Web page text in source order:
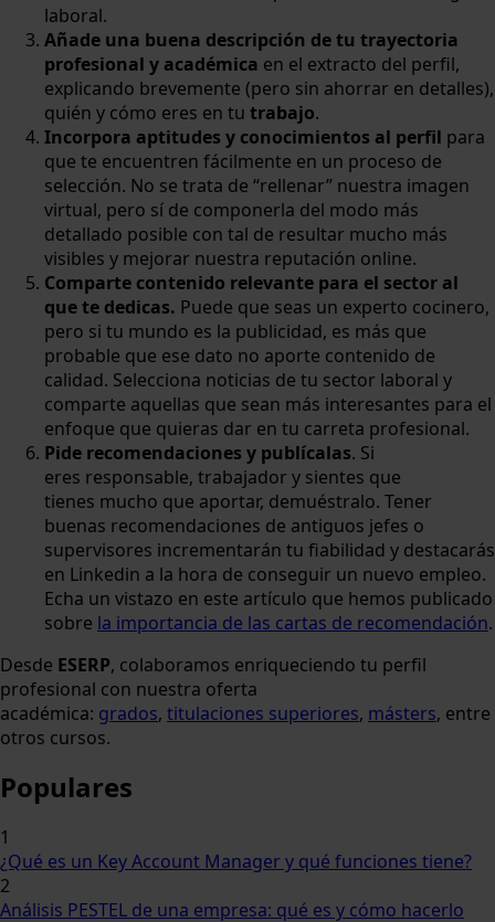
laboral.
Añade una buena descripción de tu trayectoria
profesional y académica en el extracto del perfil,
explicando brevemente (pero sin ahorrar en detalles),
quién y cómo eres en tu trabajo.
Incorpora aptitudes y conocimientos al perfil para
que te encuentren fácilmente en un proceso de
selección. No se trata de “rellenar” nuestra imagen
virtual, pero sí de componerla del modo más
detallado posible con tal de resultar mucho más
visibles y mejorar nuestra reputación online.
Comparte contenido relevante para el sector al
que te dedicas. Puede que seas un experto cocinero,
pero si tu mundo es la publicidad, es más que
probable que ese dato no aporte contenido de
calidad. Selecciona noticias de tu sector laboral y
comparte aquellas que sean más interesantes para el
enfoque que quieras dar en tu carreta profesional.
Pide recomendaciones y publícalas. Si
eres responsable, trabajador y sientes que
tienes mucho que aportar, demuéstralo. Tener
buenas recomendaciones de antiguos jefes o
supervisores incrementarán tu fiabilidad y destacarás
en Linkedin a la hora de conseguir un nuevo empleo.
Echa un vistazo en este artículo que hemos publicado
sobre la importancia de las cartas de recomendación.
Desde ESERP, colaboramos enriqueciendo tu perfil
profesional con nuestra oferta
académica: grados, titulaciones superiores, másters, entre
otros cursos.
Populares
1
¿Qué es un Key Account Manager y qué funciones tiene?
2
Análisis PESTEL de una empresa: qué es y cómo hacerlo